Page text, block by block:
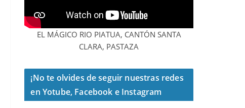
EL MÁGICO RIO PIATUA, CANTÓN SANTA
CLARA, PASTAZA
¡No te olvides de seguir nuestras redes
en Yotube, Facebook e Instagram